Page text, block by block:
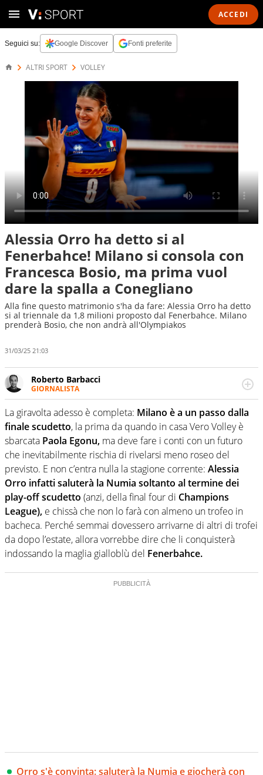
ACCEDI
Seguici su: Google Discover Fonti preferite
ALTRI SPORT VOLLEY
Alessia Orro ha detto si al
Fenerbahce! Milano si consola con
Francesca Bosio, ma prima vuol
dare la spalla a Conegliano
Alla fine questo matrimonio s'ha da fare: Alessia Orro ha detto
si al triennale da 1,8 milioni proposto dal Fenerbahce. Milano
prenderà Bosio, che non andrà all'Olympiakos
31/03/25 21:03
Roberto Barbacci
GIORNALISTA
Giornalista (pubblicista) sportivo a tutto campo, è il
tuttologo di Virgilio Sport. Provate a chiedergli di boxe, di
scherma, di volley o di curling: ve ne farà innamorare
La giravolta adesso è completa: Milano è a un passo dalla
finale scudetto, la prima da quando in casa Vero Volley è
sbarcata Paola Egonu, ma deve fare i conti con un futuro
che inevitabilmente rischia di rivelarsi meno roseo del
previsto. E non c’entra nulla la stagione corrente: Alessia
Orro infatti saluterà la Numia soltanto al termine dei
play-off scudetto (anzi, della final four di Champions
League), e chissà che non lo farà con almeno un trofeo in
bacheca. Perché semmai dovessero arrivarne di altri di trofei
da dopo l’estate, allora vorrebbe dire che li conquisterà
indossando la maglia gialloblù del Fenerbahce.
Orro s'è convinta: saluterà la Numia e giocherà con